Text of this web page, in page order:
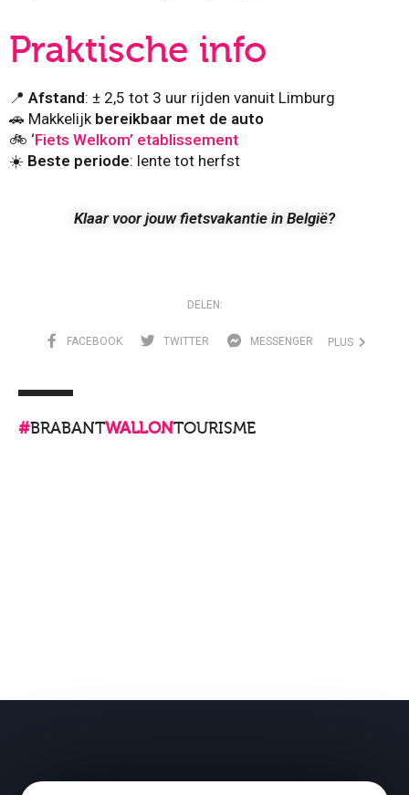
Praktische info
📍 Afstand: ± 2,5 tot 3 uur rijden vanuit Limburg
🚗 Makkelijk bereikbaar met de auto
🚲 ‘Fiets Welkom’ etablissement
☀️ Beste periode: lente tot herfst
Klaar voor jouw fietsvakantie in België?
DELEN:
FACEBOOK TWITTER MESSENGER PLUS
#BRABANTWALLONTOURISME